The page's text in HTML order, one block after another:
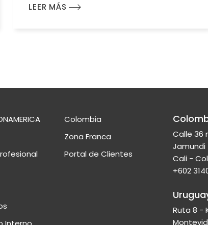
LEER MÁS
Colombia
Zona Franca
Portal de Clientes
Calle 36
Jamundi
Cali -
+602
Ruta 8 -